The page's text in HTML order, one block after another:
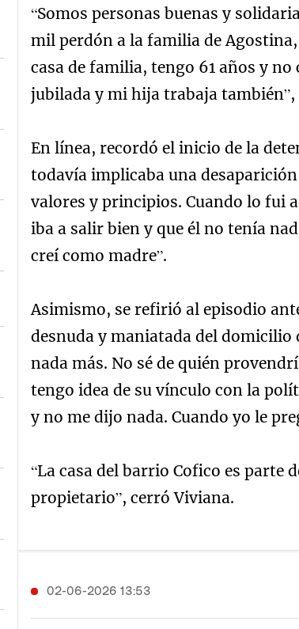
“Somos personas buenas y
mil perdón a la familia de
casa de familia, tengo 61 años y
jubilada y mi hija trabaja también”,
En línea, recordó el inicio de la
todavía implicaba una
valores y principios. Cuando lo fui
iba a salir bien y que él no tenía
creí como madre”.
Asimismo, se refirió al episodio
desnuda y maniatada del domicilio
nada más. No sé de quién
tengo idea de su vínculo con la
y no me dijo nada. Cuando yo le
“La casa del barrio Cofico es parte
propietario”, cerró Viviana.
02-06-2026 13:53